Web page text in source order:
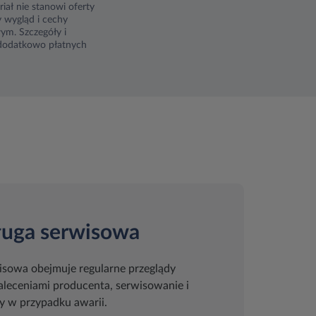
nie stanowi oferty
wygląd i cechy
Szczegóły i
płatnych
serwisowa
obejmuje regularne przeglądy
producenta, serwisowanie i
w przypadku awarii.